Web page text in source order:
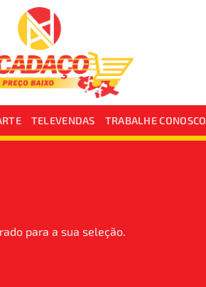
TELEVENDAS TRABALHE CONOSCO
para a sua seleção.